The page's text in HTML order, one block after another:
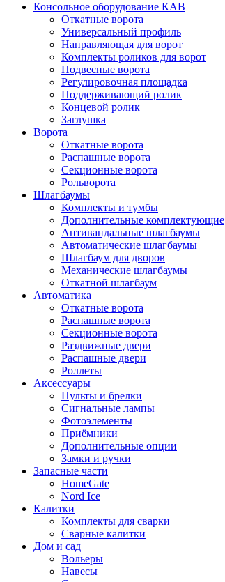
Консольное оборудование КАВ
Откатные ворота
Универсальный профиль
Направляющая для ворот
Комплекты роликов для ворот
Подвесные ворота
Регулировочная площадка
Поддерживающий ролик
Концевой ролик
Заглушка
Ворота
Откатные ворота
Распашные ворота
Секционные ворота
Рольворота
Шлагбаумы
Комплекты и тумбы
Дополнительные комплектующие
Антивандальные шлагбаумы
Автоматические шлагбаумы
Шлагбаум для дворов
Механические шлагбаумы
Откатной шлагбаум
Автоматика
Откатные ворота
Распашные ворота
Секционные ворота
Раздвижные двери
Распашные двери
Роллеты
Аксессуары
Пульты и брелки
Сигнальные лампы
Фотоэлементы
Приёмники
Дополнительные опции
Замки и ручки
Запасные части
HomeGate
Nord Ice
Калитки
Комплекты для сварки
Сварные калитки
Дом и сад
Вольеры
Навесы